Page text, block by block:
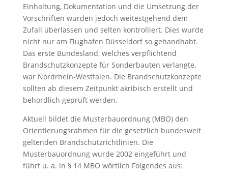
Einhaltung, Dokumentation und die Umsetzung der
Vorschriften wurden jedoch weitestgehend dem
Zufall überlassen und selten kontrolliert. Dies wurde
nicht nur am Flughafen Düsseldorf so gehandhabt.
Das erste Bundesland, welches verpflichtend
Brandschutzkonzepte für Sonderbauten verlangte,
war Nordrhein-Westfalen. Die Brandschutzkonzepte
sollten ab diesem Zeitpunkt akribisch erstellt und
behördlich geprüft werden.
Aktuell bildet die Musterbauordnung (MBO) den
Orientierungsrahmen für die gesetzlich bundesweit
geltenden Brandschutzrichtlinien. Die
Musterbauordnung wurde 2002 eingeführt und
führt u. a. in § 14 MBO wörtlich Folgendes aus: